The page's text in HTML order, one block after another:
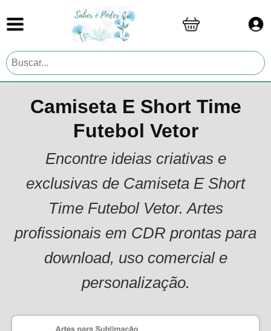
Camiseta E Short Time
Futebol Vetor
Encontre ideias criativas e
exclusivas de Camiseta E Short
Time Futebol Vetor. Artes
profissionais em CDR prontas para
download, uso comercial e
personalização.